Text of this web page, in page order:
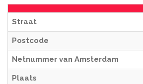
Straat
Postcode
Netnummer van Amsterdam
Plaats